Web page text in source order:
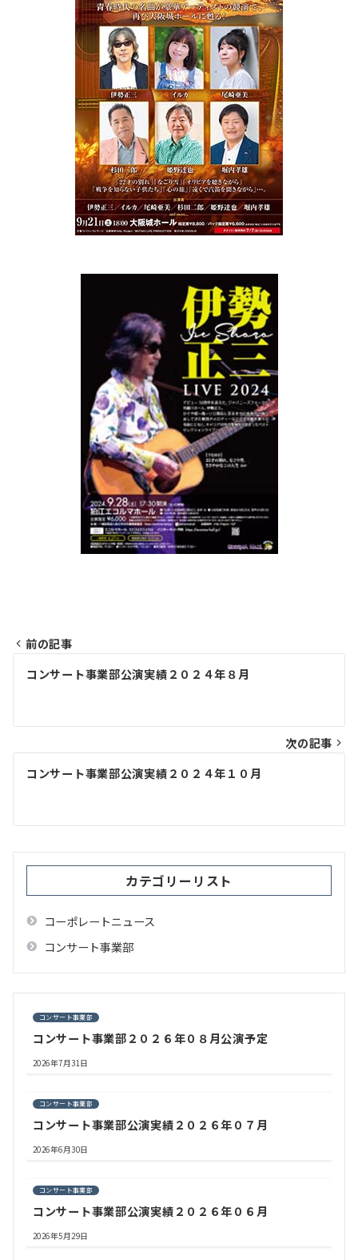
投
ナ
ビ
ゲ
シ
ョ
前の記事
コンサート事業部公演実績２０２４年８月
次の記事
コンサート事業部公演実績２０２４年１０月
カテゴリーリスト
コーポレートニュース
コンサート事業部
コンサート事業部
コンサート事業部２０２６年０８月公演予定
2026年7月31日
コンサート事業部
コンサート事業部公演実績２０２６年０７月
2026年6月30日
コンサート事業部
コンサート事業部公演実績２０２６年０６月
2026年5月29日